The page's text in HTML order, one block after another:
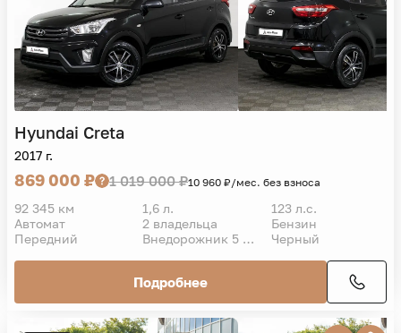
Hyundai Creta
2017 г.
869 000 ₽ 1 019 000 ₽10 960 ₽/мес. без взноса
92 345 км 1,6 л.
123 л.с.
Автомат
2 владельца
Бензин
Передний
Внедорожник 5 дв. Черный
Подробнее